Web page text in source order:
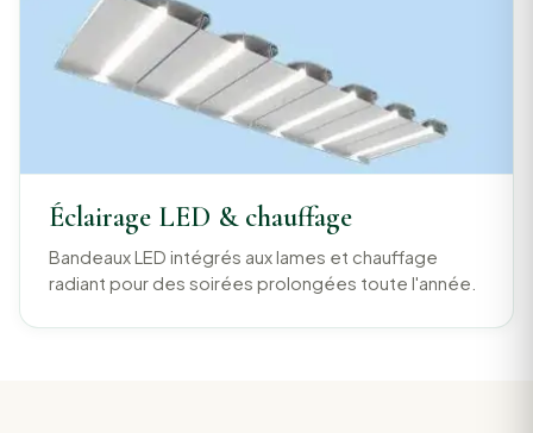
Éclairage LED & chauffage
Bandeaux LED intégrés aux lames et chauffage
radiant pour des soirées prolongées toute l'année.